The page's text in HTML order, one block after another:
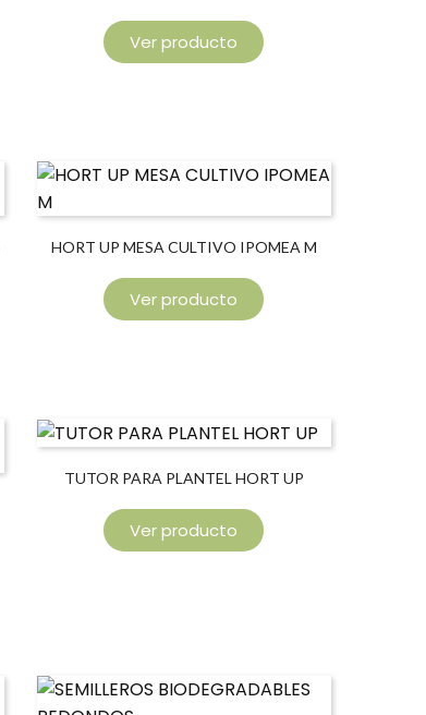
Ver producto
HORT UP MESA CULTIVO IPOMEA M
Ver producto
TUTOR PARA PLANTEL HORT UP
Ver producto